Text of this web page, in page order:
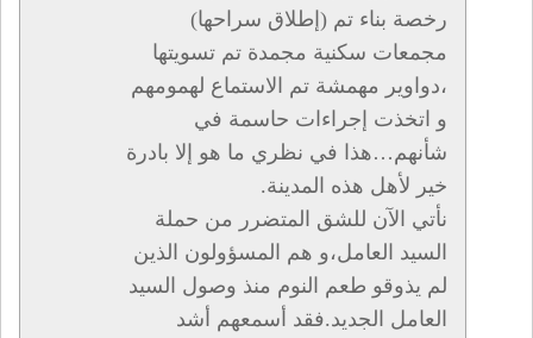
رخصة بناء تم (إطلاق سراحها)
مجمعات سكنية مجمدة تم تسويتها
،دواوير مهمشة تم الاستماع لهمومهم
و اتخذت إجراءات حاسمة في
شأنهم…هذا في نظري ما هو إلا بادرة
خير لأهل هذه المدينة.
نأتي الآن للشق المتضرر من حملة
السيد العامل،و هم المسؤولون الذين
لم يذوقو طعم النوم منذ وصول السيد
العامل الجديد.فقد أسمعهم أشد